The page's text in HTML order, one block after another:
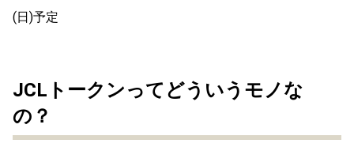
(日)予定
JCLトークンってどういうモノな
の？